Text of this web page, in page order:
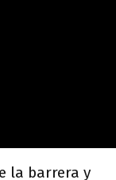
la barrera y